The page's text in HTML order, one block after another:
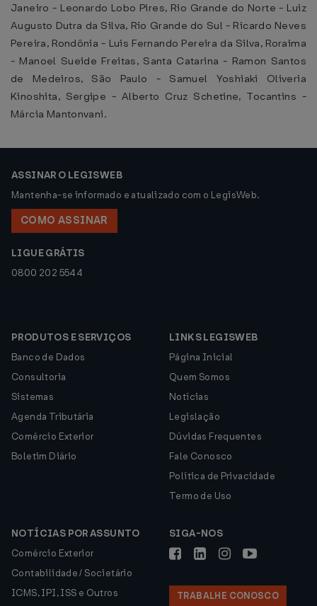
Janeiro - Leonardo Lobo Pires, Rio Grande do Norte - Luiz
Augusto Dutra da Silva, Rio Grande do Sul - Ricardo Neves
Pereira, Rondônia - Luis Fernando Pereira da Silva, Roraima
- Manoel Sueide Freitas, Santa Catarina - Ramon Santos
de Medeiros, São Paulo - Samuel Yoshiaki Oliveria
Kinoshita, Sergipe - Alberto Cruz Schetine, Tocantins -
Márcia Mantonvani.
ASSINAR O LEGISWEB
Mantenha-se informado e atualizado com o LegisWeb.
COMO ASSINAR
LIGUE GRÁTIS
0800 202 5544
PRODUTOS E SERVIÇOS
Banco de Dados
Consultoria
Sistemas
Agenda Tributária
Comércio Exterior
Boletim Diário
LINKS LEGISWEB
Página Inicial
Quem Somos
Notícias
Legislação
Dúvidas Frequentes
Fale Conosco
Política de Privacidade
Termo de Uso
NOTÍCIAS POR ASSUNTO
Comércio Exterior
Contabilidade / Societário
ICMS, IPI, ISS e Outros
SIGA-NOS
TRABALHE CONOSCO